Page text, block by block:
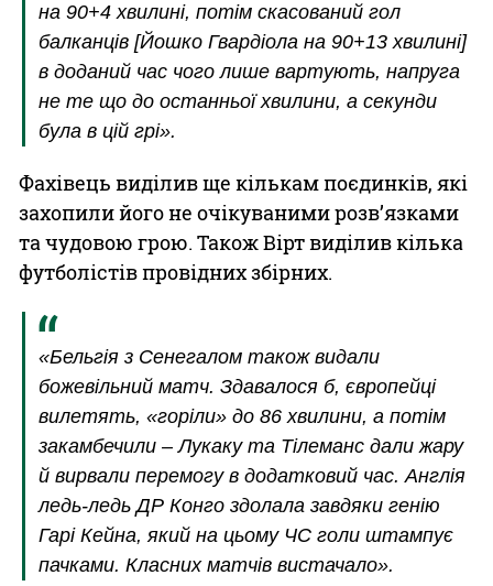
на 90+4 хвилині, потім скасований гол
балканців [Йошко Гвардіола на 90+13 хвилині]
в доданий час чого лише вартують, напруга
не те що до останньої хвилини, а секунди
була в цій грі».
Фахівець виділив ще кількам поєдинків, які
захопили його не очікуваними розв’язками
та чудовою грою. Також Вірт виділив кілька
футболістів провідних збірних.
«Бельгія з Сенегалом також видали
божевільний матч. Здавалося б, європейці
вилетять, «горіли» до 86 хвилини, а потім
закамбечили – Лукаку та Тілеманс дали жару
й вирвали перемогу в додатковий час. Англія
ледь-ледь ДР Конго здолала завдяки генію
Гарі Кейна, який на цьому ЧС голи штампує
пачками. Класних матчів вистачало».